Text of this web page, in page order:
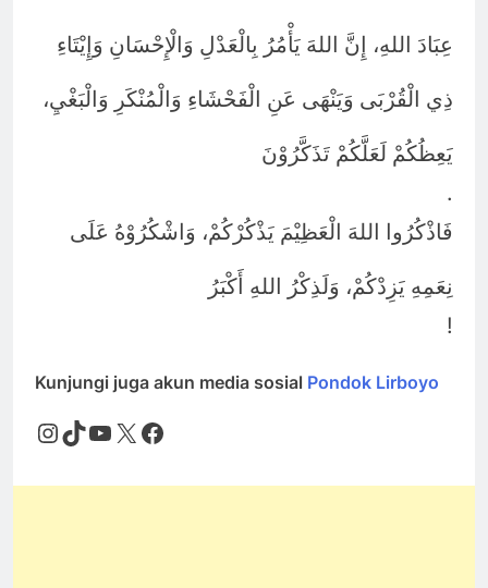
عِبَادَ اللهِ، إِنَّ اللهَ يَأْمُرُ بِالْعَدْلِ وَالْإِحْسَانِ وَإِيْتَاءِ
ذِي الْقُرْبَى وَيَنْهَى عَنِ الْفَحْشَاءِ وَالْمُنْكَرِ وَالْبَغْيِ،
يَعِظُكُمْ لَعَلَّكُمْ تَذَكَّرُوْنَ
.
فَاذْكُرُوا اللهَ الْعَظِيْمَ يَذْكُرْكُمْ، وَاشْكُرُوْهُ عَلَى
نِعَمِهِ يَزِدْكُمْ، وَلَذِكْرُ اللهِ أَكْبَرُ
!
Kunjungi juga akun media sosial Pondok Lirboyo
Instagram
TikTok
YouTube
X Facebook